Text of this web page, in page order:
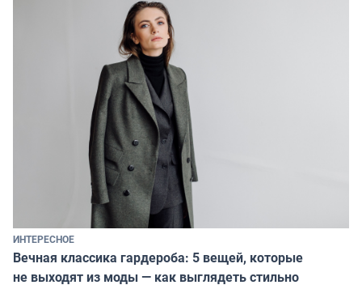
ИНТЕРЕСНОЕ
Вечная классика гардероба: 5 вещей, которые
не выходят из моды — как выглядеть стильно